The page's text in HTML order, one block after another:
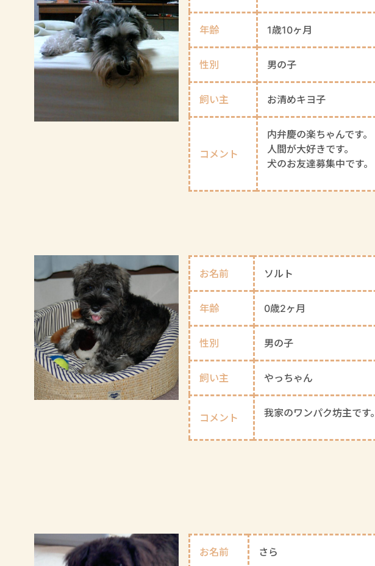
年齢 1歳10ヶ月
性別 男の子
飼い主 お清めキヨ子
コメント
内弁慶の楽ちゃんです。
人間が大好きです。
犬のお友達募集中です。
お名前 ソルト
年齢 0歳2ヶ月
性別 男の子
飼い主 やっちゃん
コメント 我家のワンパク坊主です。
お名前 さら